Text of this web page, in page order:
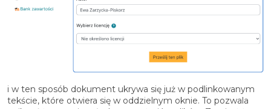
i w ten sposób dokument ukrywa się już w podlinkowanym
tekście, które otwiera się w oddzielnym oknie. To pozwala